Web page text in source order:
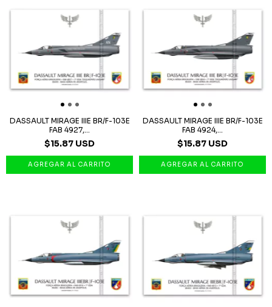
DASSAULT MIRAGE IIIE BR/F-103E
FAB 4927,...
$15.87 USD
DASSAULT MIRAGE IIIE BR/F-103E
FAB 4924,...
$15.87 USD